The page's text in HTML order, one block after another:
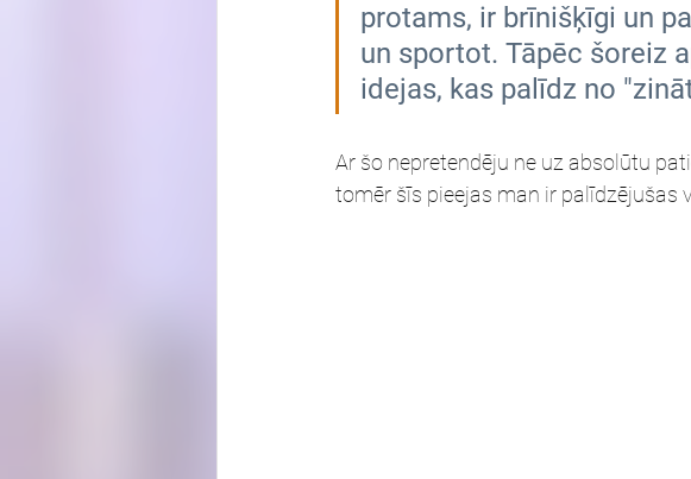
protams, ir brīnišķīgi un
un sportot. Tāpēc šoreiz
idejas, kas palīdz no
Ar šo nepretendēju ne uz absolūtu
tomēr šīs pieejas man ir palīdzējušas